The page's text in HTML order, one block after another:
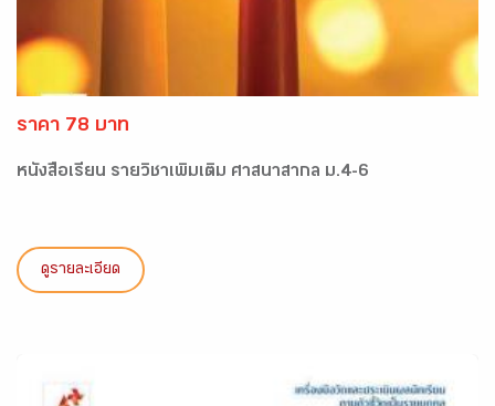
ราคา 78 บาท
หนังสือเรียน รายวิชาเพิ่มเติม ศาสนาสากล ม.4-6
ดูรายละเอียด